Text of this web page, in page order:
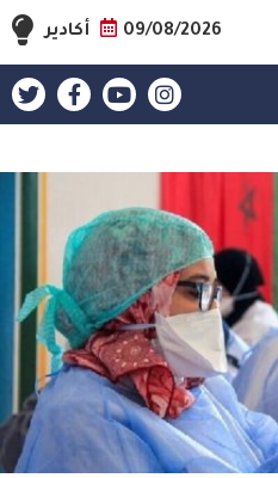
09/08/2026 أكادير